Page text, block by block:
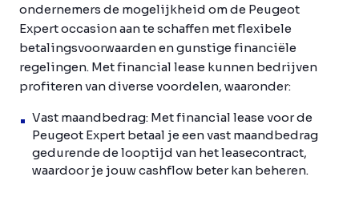
ondernemers de mogelijkheid om de Peugeot
Expert occasion aan te schaffen met flexibele
betalingsvoorwaarden en gunstige financiële
regelingen. Met financial lease kunnen bedrijven
profiteren van diverse voordelen, waaronder:
Vast maandbedrag: Met financial lease voor de
Peugeot Expert betaal je een vast maandbedrag
gedurende de looptijd van het leasecontract,
waardoor je jouw cashflow beter kan beheren.